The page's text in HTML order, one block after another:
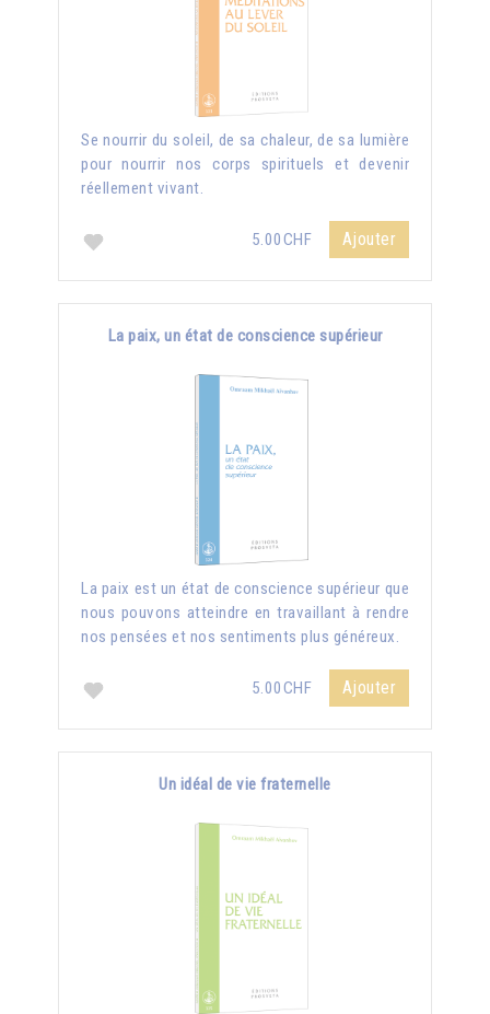
Se nourrir du soleil, de sa chaleur, de sa lumière
pour nourrir nos corps spirituels et devenir
réellement vivant.
5.00CHF Ajouter
La paix, un état de conscience supérieur
La paix est un état de conscience supérieur que
nous pouvons atteindre en travaillant à rendre
nos pensées et nos sentiments plus généreux.
5.00CHF Ajouter
Un idéal de vie fraternelle